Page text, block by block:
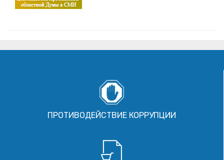
ПРОТИВОДЕЙСТВИЕ КОРРУПЦИИ